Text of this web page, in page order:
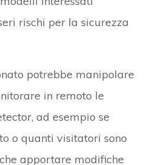
rischi per la sicurezza
potrebbe manipolare
in remoto le
ad esempio se
o quanti visitatori sono
apportare modifiche